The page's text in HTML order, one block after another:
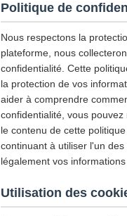
Politique de
Nous respectons la
plateforme, nous
confidentialité. Cette
la protection de vos
aider à comprendre
confidentialité, vous
le contenu de cette
continuant à utiliser l'un
légalement vos
Utilisation des